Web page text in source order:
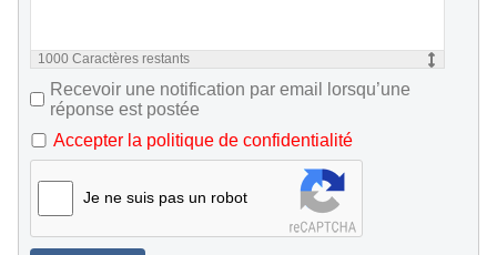
1000 Caractères restants
Recevoir une notification par email lorsqu’une
réponse est postée
Accepter la politique de confidentialité
Je ne suis pas un robot